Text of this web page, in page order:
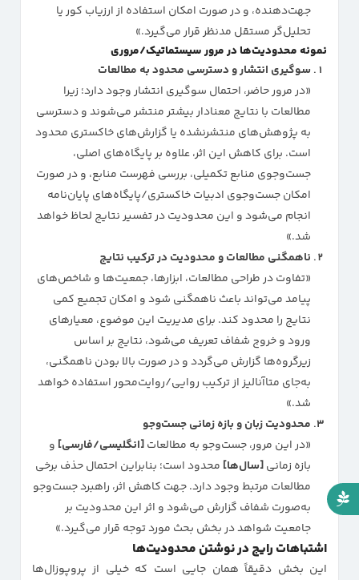
جهت‌دهنده، و در صورت امکان استفاده از ارزیاب کور یا
تحلیل‌گر مستقل مدنظر قرار می‌گیرد.»
نمونه محدودیت‌ها در مرور سیستماتیک/مروری
سوگیری انتشار و دسترسی محدود به مطالعات
«در مرور حاضر، احتمال سوگیری انتشار وجود دارد؛ زیرا
مطالعات با نتایج معنادار بیشتر منتشر می‌شوند و دسترسی
به پژوهش‌های منتشرنشده یا گزارش‌های خاکستری محدود
است. برای کاهش این اثر، علاوه بر پایگاه‌های اصلی،
جست‌وجوی منابع تکمیلی، بررسی فهرست منابع، و در صورت
امکان جست‌وجوی ادبیات خاکستری/پایگاه‌های پایان‌نامه
انجام می‌شود و این محدودیت در تفسیر نتایج لحاظ خواهد
شد.»
ناهمگنی مطالعات و محدودیت در ترکیب نتایج
«تفاوت در طراحی مطالعات، ابزارها، جمعیت‌ها و شاخص‌های
پیامد می‌تواند باعث ناهمگنی شود و امکان تجمیع کمی
نتایج را محدود کند. برای مدیریت این موضوع، معیارهای
ورود و خروج شفاف تعریف می‌شود، نتایج بر اساس
زیرگروه‌ها گزارش می‌گردد و در صورت بالا بودن ناهمگنی،
به‌جای متاآنالیز از ترکیب روایی/روایت‌محور استفاده خواهد
شد.»
محدودیت زبان و بازه زمانی جست‌وجو
«در این مرور، جست‌وجو به مطالعات[انگلیسی/فارسی] و
بازه زمانی[سال‌ها] محدود است؛ بنابراین احتمال حذف برخی
مطالعات مرتبط وجود دارد. جهت کاهش اثر، راهبرد جست‌وجو
به‌صورت شفاف گزارش می‌شود و اثر این محدودیت بر
جامعیت شواهد در بخش بحث مورد توجه قرار می‌گیرد.»
اشتباهات رایج در نوشتن محدودیت‌ها
این بخش دقیقاً همان جایی است که خیلی از پروپوزال‌ها